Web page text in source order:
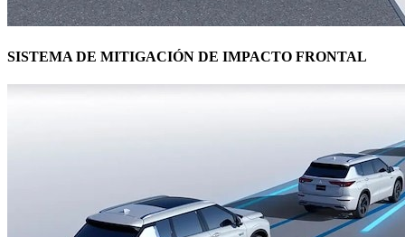
SISTEMA DE MITIGACIÓN DE IMPACTO FRONTAL